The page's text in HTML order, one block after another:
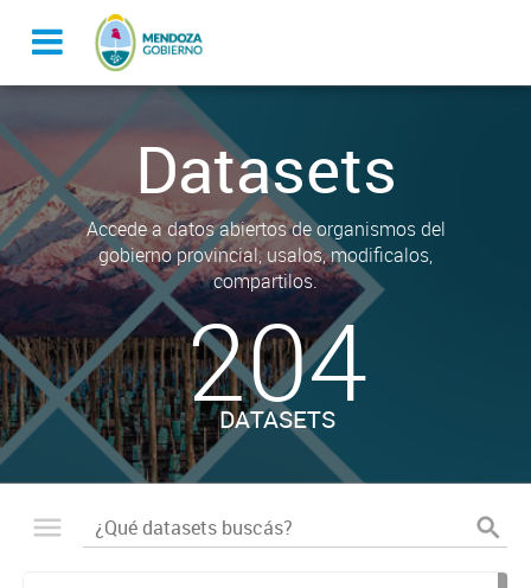
Datasets
Accede a datos abiertos de organismos del
gobierno provincial, usalos, modificalos,
compartilos.
204
DATASETS